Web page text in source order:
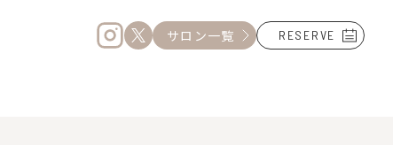
サロン一覧 RESERVE